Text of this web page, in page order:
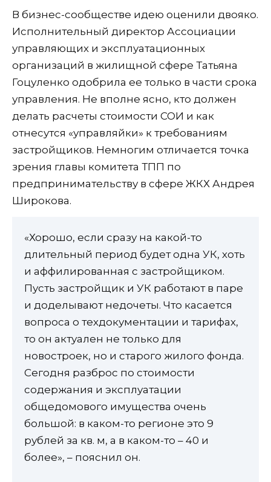
В бизнес-сообществе идею оценили двояко.
Исполнительный директор Ассоциации
управляющих и эксплуатационных
организаций в жилищной сфере Татьяна
Гоцуленко одобрила ее только в части срока
управления. Не вполне ясно, кто должен
делать расчеты стоимости СОИ и как
отнесутся «управляйки» к требованиям
застройщиков. Немногим отличается точка
зрения главы комитета ТПП по
предпринимательству в сфере ЖКХ Андрея
Широкова.
«Хорошо, если сразу на какой-то
длительный период будет одна УК, хоть
и аффилированная с застройщиком.
Пусть застройщик и УК работают в паре
и доделывают недочеты. Что касается
вопроса о техдокументации и тарифах,
то он актуален не только для
новостроек, но и старого жилого фонда.
Сегодня разброс по стоимости
содержания и эксплуатации
общедомового имущества очень
большой: в каком-то регионе это 9
рублей за кв. м, а в каком-то – 40 и
более», – пояснил он.